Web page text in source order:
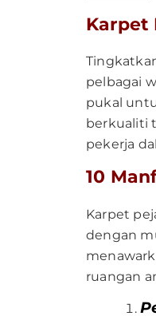
Karpet
pelbagai
pukal
berkualiti
pekerja
10
Karpet
dengan
ruangan